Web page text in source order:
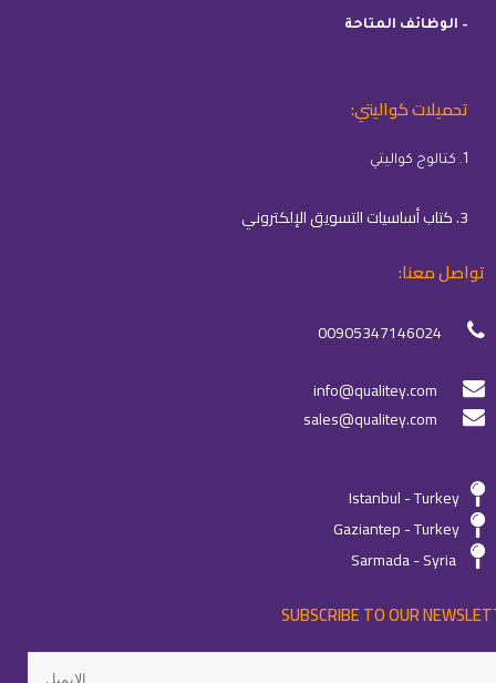
– الوظائف المتاحة
تحميلات كواليتي:
1. كتالوج كواليتي
3. كتاب أساسيات التسويق الإلكتروني
تواصل معنا:
00905347146024
info@qualitey.com
sales@qualitey.com
Istanbul - Turkey
Gaziantep - Turkey
Sarmada - Syria
SUBSCRIBE TO OUR